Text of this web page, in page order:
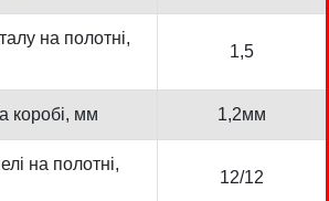
на полотні,
1,5
коробі, мм 1,2мм
на полотні,
12/12